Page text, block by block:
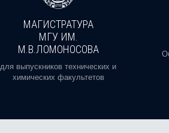
МАГИСТРАТУРА
МГУ ИМ.
М.В.ЛОМОНОСОВА
для выпускников технических и
химических факультетов